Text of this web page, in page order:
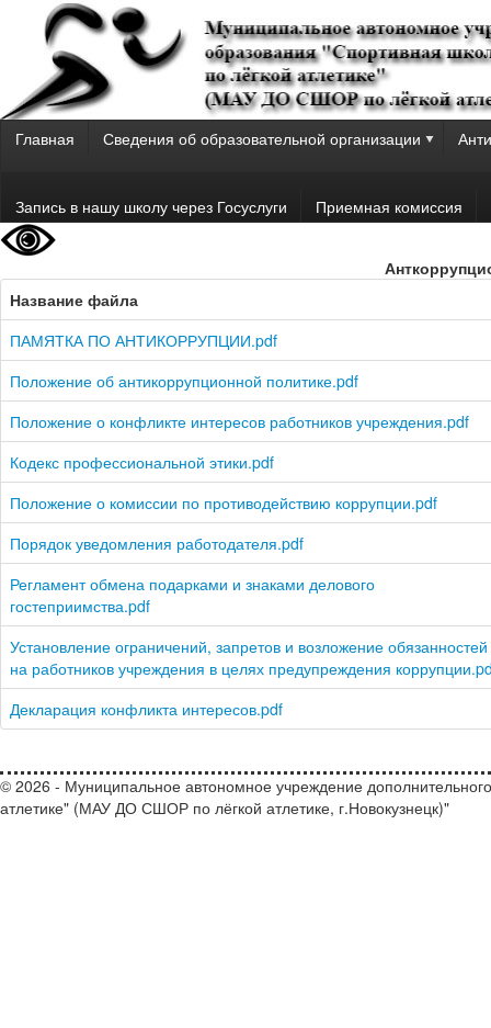
Главная Сведения об образовательной организации
Запись в нашу школу через Госуслуги Приемная комиссия
Название файла
ПАМЯТКА ПО АНТИКОРРУПЦИИ.pdf
Положение об антикоррупционной политике.pdf
Положение о конфликте интересов работников учреждения.pdf
Кодекс профессиональной этики.pdf
Положение о комиссии по противодействию коррупции.pdf
Порядок уведомления работодателя.pdf
Регламент обмена подарками и знаками делового
гостеприимства.pdf
Установление ограничений, запретов и возложение обязанностей
на работников учреждения в целях предупреждения
Декларация конфликта интересов.pdf
© 2026 - Муниципальное автономное учреждение
атлетике" (МАУ ДО СШОР по лёгкой атлетике, г.Новокузнецк)"